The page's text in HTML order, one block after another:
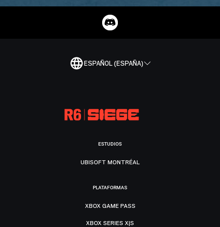
ESPAÑOL (ESPAÑA)
ESTUDIOS
UBISOFT MONTRÉAL
PLATAFORMAS
XBOX GAME PASS
XBOX SERIES X|S